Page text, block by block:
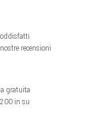
recensioni
gratuita
in su